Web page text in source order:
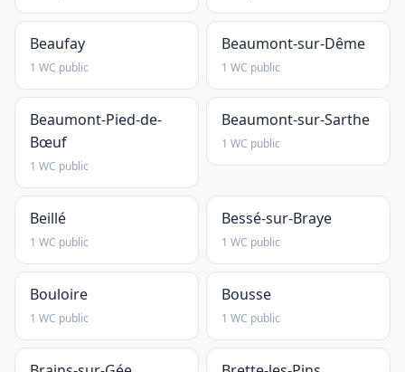
Beaufay
1 WC public
Beaumont-sur-Dême
1 WC public
Beaumont-Pied-de-
Bœuf
1 WC public
Beaumont-sur-Sarthe
1 WC public
Beillé
1 WC public
Bessé-sur-Braye
1 WC public
Bouloire
1 WC public
Bousse
1 WC public